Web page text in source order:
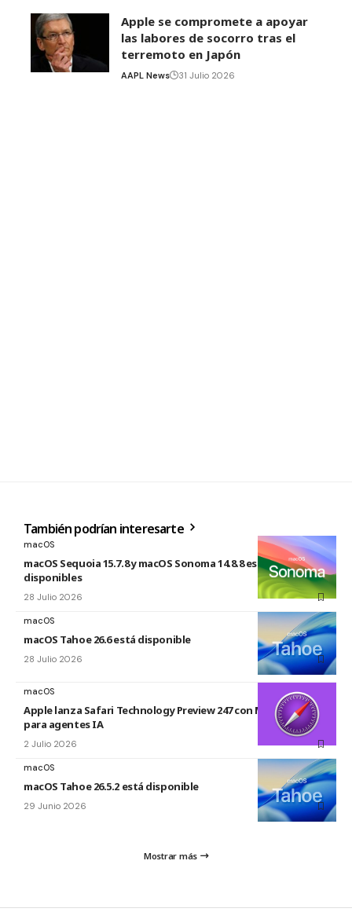
Apple se compromete a apoyar
las labores de socorro tras el
terremoto en Japón
AAPL News 31 Julio 2026
También podrían interesarte
macOS
macOS Sequoia 15.7.8 y macOS Sonoma 14.8.8 están
disponibles
28 Julio 2026
macOS
macOS Tahoe 26.6 está disponible
28 Julio 2026
macOS
Apple lanza Safari Technology Preview 247 con MCP Server
para agentes IA
2 Julio 2026
macOS
macOS Tahoe 26.5.2 está disponible
29 Junio 2026
Mostrar más